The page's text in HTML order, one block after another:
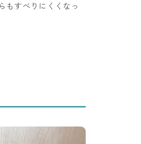
もすべりにくくなっ